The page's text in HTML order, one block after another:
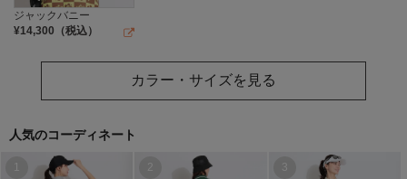
ジャックバニー
¥14,300 （税込）
カラー・サイズを見る
人気のコーディネート
2 3